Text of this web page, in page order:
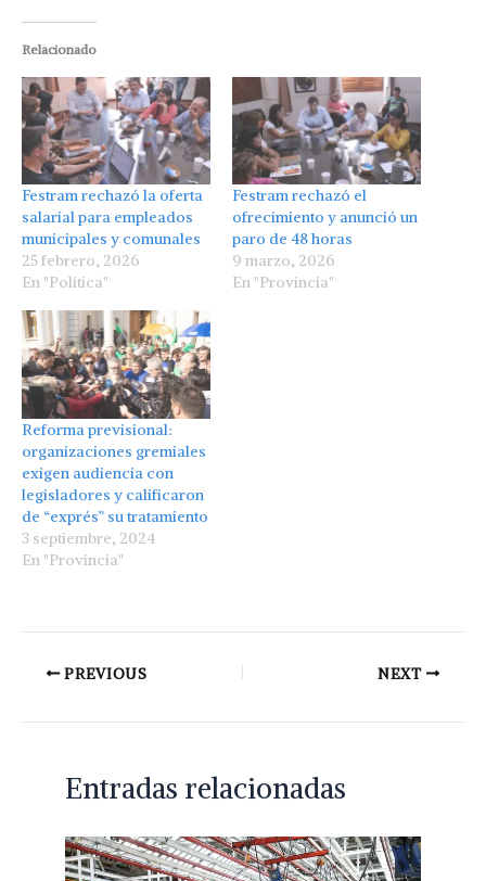
Relacionado
Festram rechazó la oferta
salarial para empleados
municipales y comunales
25 febrero, 2026
En "Política"
Festram rechazó el
ofrecimiento y anunció un
paro de 48 horas
9 marzo, 2026
En "Provincia"
Reforma previsional:
organizaciones gremiales
exigen audiencia con
legisladores y calificaron
de “exprés” su tratamiento
3 septiembre, 2024
En "Provincia"
PREVIOUS NEXT
Entradas relacionadas